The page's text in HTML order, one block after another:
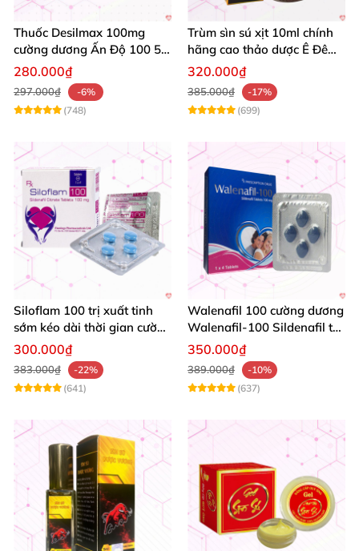
Thuốc Desilmax 100mg
cường dương Ấn Độ 100 50
mg tăng sinh lý tốt nhất
280.000₫
297.000₫
-6%
(748)
Trùm sìn sú xịt 10ml chính
hãng cao thảo dược Ê Đê
kéo dài QT
320.000₫
385.000₫
-17%
(699)
Siloflam 100 trị xuất tinh
sớm kéo dài thời gian cường
dương Nam giới
300.000₫
383.000₫
-22%
(641)
Walenafil 100 cường dương
Walenafil-100 Sildenafil trị
xuất tinh sớm tăng sinh lý
kéo dài thời gian
350.000₫
389.000₫
-10%
(637)